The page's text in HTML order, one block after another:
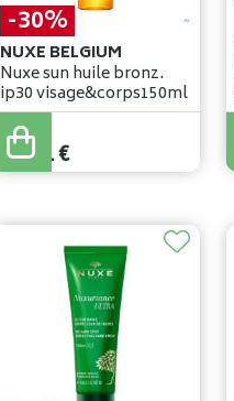
-30%
NUXE BELGIUM
Nuxe sun huile bronz.
ip30 visage&corps150ml
33,45
23,41€